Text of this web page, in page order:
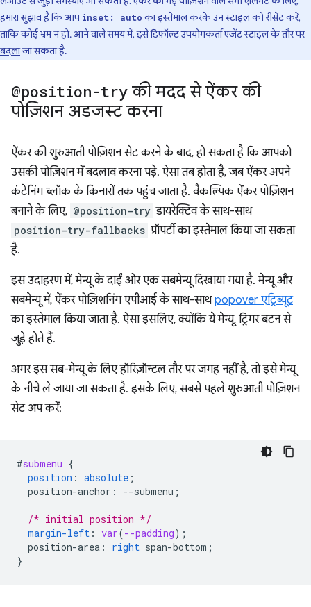
हमारा सुझाव है कि आपinset: autoका इस्तेमाल करके उन स्टाइल को रीसेट करें,
ताकि कोई भ्रम न हो. आने वाले समय में, इसे डिफ़ॉल्ट उपयोगकर्ता एजेंट स्टाइल के तौर पर
बदलाजा सकता है.
@position-try की मदद से ऐंकर की
पोज़िशन अडजस्ट करना
ऐंकर की शुरुआती पोज़िशन सेट करने के बाद, हो सकता है कि आपको
उसकी पोज़िशन में बदलाव करना पड़े. ऐसा तब होता है, जब ऐंकर अपने
कंटेनिंग ब्लॉक के किनारों तक पहुंच जाता है. वैकल्पिक ऐंकर पोज़िशन
बनाने के लिए, @position-try डायरेक्टिव के साथ-साथ
position-try-fallbacks प्रॉपर्टी का इस्तेमाल किया जा सकता
है.
इस उदाहरण में, मेन्यू के दाईं ओर एक सबमेन्यू दिखाया गया है. मेन्यू और
सबमेन्यू में, ऐंकर पोज़िशनिंग एपीआई के साथ-साथpopover एट्रिब्यूट
का इस्तेमाल किया जाता है. ऐसा इसलिए, क्योंकि ये मेन्यू, ट्रिगर बटन से
जुड़े होते हैं.
अगर इस सब-मेन्यू के लिए हॉरिज़ॉन्टल तौर पर जगह नहीं है, तो इसे मेन्यू
के नीचे ले जाया जा सकता है. इसके लिए, सबसे पहले शुरुआती पोज़िशन
सेट अप करें:
#submenu {
position : absolute ;
position-anchor : --submenu ;
/* initial position */
margin-left : var(--padding);
position-area : right span-bottom ;
}